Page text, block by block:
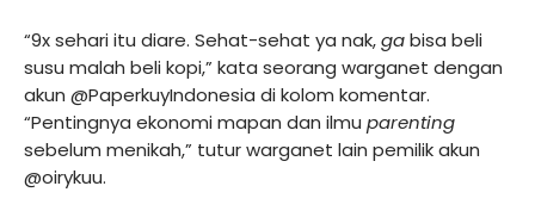
“9x sehari itu diare. Sehat-sehat ya nak,gabisa beli
susu malah beli kopi,” kata seorang warganet dengan
akun @PaperkuyIndonesia di kolom komentar.
“Pentingnya ekonomi mapan dan ilmu parenting
sebelum menikah,” tutur warganet lain pemilik akun
@oirykuu.